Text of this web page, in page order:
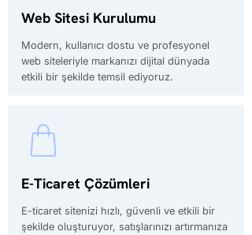
Web Sitesi Kurulumu
Modern, kullanıcı dostu ve profesyonel
web siteleriyle markanızı dijital dünyada
etkili bir şekilde temsil ediyoruz.
E-Ticaret Çözümleri
E-ticaret sitenizi hızlı, güvenli ve etkili bir
şekilde oluşturuyor, satışlarınızı artırmanıza